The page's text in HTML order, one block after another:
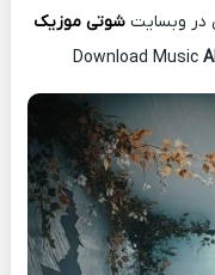
در وبسایتشوتی موزیک
Download Music